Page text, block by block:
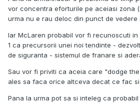
vor concentra eforturile pe aceiasi zona
urma nu e rau deloc din punct de vedere
Iar McLaren probabil vor fi recunoscuti in
1 ca precursorii unei noi tendinte -
de siguranta - sistemul de franare si
Sau vor fi priviti ca aceia care "dodge
ales sa faca orice altceva decat ce fac
Pana la urma pot sa si inteleg ca